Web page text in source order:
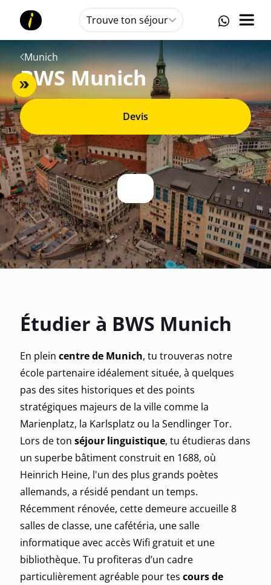
Trouve ton séjour
Munich
BWS Munich
Devis
Étudier à BWS Munich
En plein centre de Munich, tu trouveras notre
école partenaire idéalement située, à quelques
pas des sites historiques et des points
stratégiques majeurs de la ville comme la
Marienplatz, la Karlsplatz ou la Sendlinger Tor.
Lors de ton séjour linguistique, tu étudieras dans
un superbe bâtiment construit en 1688, où
Heinrich Heine, l'un des plus grands poètes
allemands, a résidé pendant un temps.
Récemment rénovée, cette demeure accueille 8
salles de classe, une cafétéria, une salle
informatique avec accès Wifi gratuit et une
bibliothèque. Tu profiteras d’un cadre
particulièrement agréable pour tes cours de